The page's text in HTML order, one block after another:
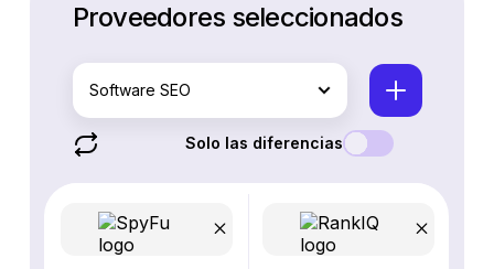
Proveedores seleccionados
Software SEO
Solo las diferencias